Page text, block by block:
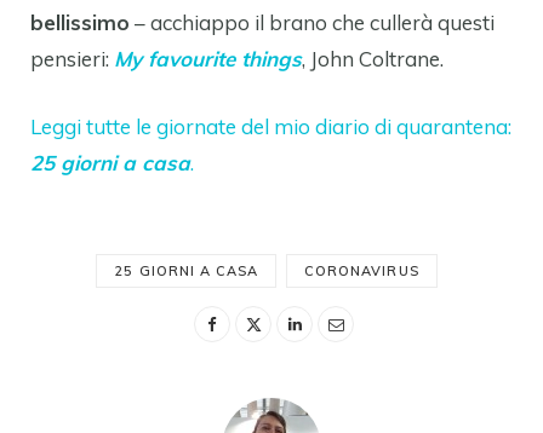
bellissimo – acchiappo il brano che cullerà questi
pensieri: My favourite things, John Coltrane.
Leggi tutte le giornate del mio diario di quarantena:
25 giorni a casa.
25 GIORNI A CASA CORONAVIRUS